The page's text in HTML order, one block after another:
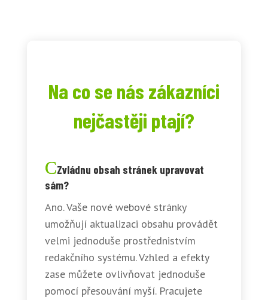
Na co se nás zákazníci
nejčastěji ptají?
Zvládnu obsah stránek upravovat
sám?
Ano. Vaše nové webové stránky
umožňují aktualizaci obsahu provádět
velmi jednoduše prostřednistvím
redakčního systému. Vzhled a efekty
zase můžete ovlivňovat jednoduše
pomocí přesouvání myší. Pracujete